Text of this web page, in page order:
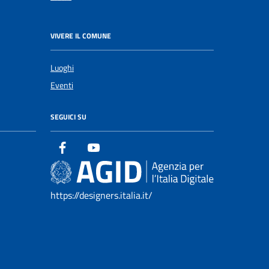
VIVERE IL COMUNE
Luoghi
Eventi
SEGUICI SU
https://designers.italia.it/